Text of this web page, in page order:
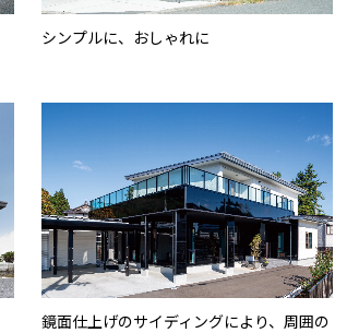
シンプルに、おしゃれに
鏡面仕上げのサイディングにより、周囲の